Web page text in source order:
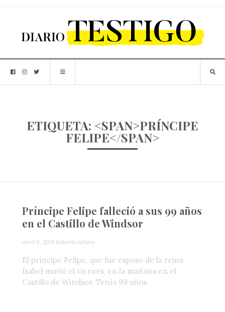
ETIQUETA: <SPAN>PRÍNCIPE
FELIPE</SPAN>
Príncipe Felipe falleció a sus 99 años
en el Castillo de Windsor
abril 9, 2021 Roberto Altuve
El príncipe Felipe, que fue esposo de la reina
Isabel murió el viernes, en la mañana en el
Castillo de Windsor. Tenía 99 años.